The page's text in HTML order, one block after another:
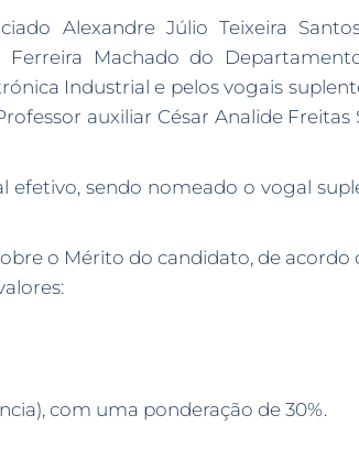
Alexandre Júlio Teixeira
Ferreira Machado do
Industrial e pelos vogais
auxiliar César Analide Freitas
efetivo, sendo nomeado o vogal
o Mérito do candidato, de acordo
com uma ponderação de 30%.